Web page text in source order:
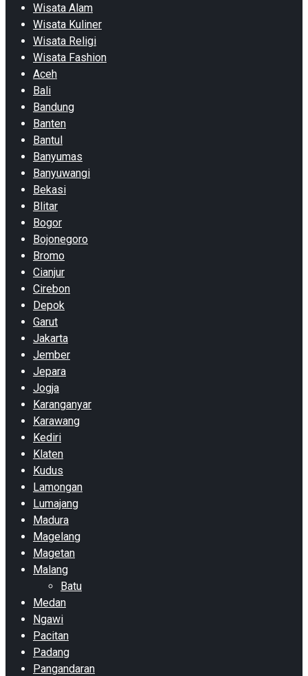
Wisata Alam
Wisata Kuliner
Wisata Religi
Wisata Fashion
Aceh
Bali
Bandung
Banten
Bantul
Banyumas
Banyuwangi
Bekasi
Blitar
Bogor
Bojonegoro
Bromo
Cianjur
Cirebon
Depok
Garut
Jakarta
Jember
Jepara
Jogja
Karanganyar
Karawang
Kediri
Klaten
Kudus
Lamongan
Lumajang
Madura
Magelang
Magetan
Malang
Batu
Medan
Ngawi
Pacitan
Padang
Pangandaran